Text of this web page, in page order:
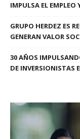
IMPULSA EL EMPLEO
GRUPO HERDEZ ES
GENERAN VALOR
30 AÑOS
DE INVERSIONISTAS